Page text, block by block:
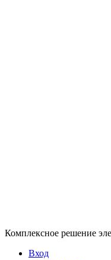
Комплексное решение
Вход